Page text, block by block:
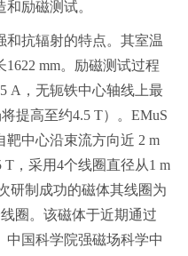
励磁测试。
和抗辐射的特点。其室温
1622 mm。励磁测试过程
A，无轭铁中心轴线上最
提高至约4.5 T）。EMuS
中心沿束流方向近 2 m
，采用4个线圈直径从1 m
研制成功的磁体其线圈为
圈。该磁体于近期通过
中国科学院强磁场科学中